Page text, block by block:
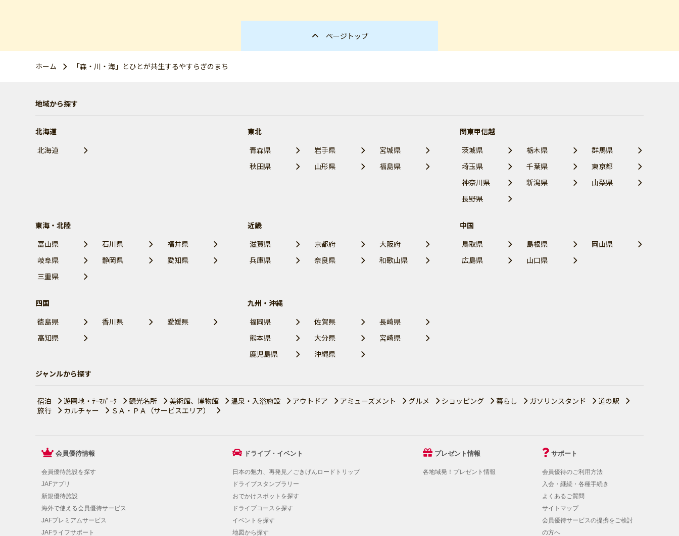
ページトップ
ホーム 「森・川・海」とひとが共生するやすらぎのまち
地域から探す
北海道
北海道
東北
青森県
岩手県
宮城県
秋田県
山形県 福島県
関東甲信越
茨城県
栃木県
群馬県
埼玉県
千葉県
東京都
神奈川県
新潟県
山梨県
長野県
東海・北陸
富山県
石川県
福井県
岐阜県
静岡県
愛知県
三重県
近畿
滋賀県
京都府
大阪府
兵庫県
奈良県 和歌山県
中国
鳥取県
島根県
岡山県
広島県
山口県
四国
徳島県
香川県
愛媛県
高知県
九州・沖縄
福岡県
佐賀県
長崎県
熊本県
大分県
宮崎県
鹿児島県
沖縄県
ジャンルから探す
宿泊 遊園地・ﾃｰﾏﾊﾟｰｸ 観光名所 美術館、博物館 温泉・入浴施設 アウトドア アミューズメント グルメ ショッピング 暮らし ガソリンスタンド
道の駅
旅行
カルチャー ＳＡ・ＰＡ（サービスエリア）
会員優待情報
会員優待施設を探す
JAFアプリ
新規優待施設
海外で使える会員優待サービス
JAFプレミアムサービス
JAFライフサポート
ドライブ・イベント
日本の魅力、再発見／ごきげんロードトリップ
ドライブスタンプラリー
おでかけスポットを探す
ドライブコースを探す
イベントを探す
地図から探す
プレゼント情報
各地域発！プレゼント情報
サポート
会員優待のご利用方法
入会・継続・各種手続き
よくあるご質問
サイトマップ
会員優待サービスの提携をご検討
の方へ